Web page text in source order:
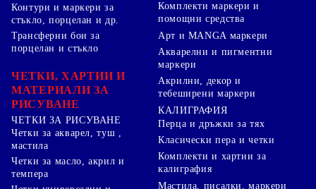
Контури и маркери за
стъкло, порцелан и др.
Трансферни бои за
порцелан и стъкло
ЧЕТКИ, ХАРТИИ И
МАТЕРИАЛИ ЗА
РИСУВАНЕ
ЧЕТКИ ЗА РИСУВАНЕ
Четки за акварел, туш ,
мастила
Четки за масло, акрил и
темпера
Комплекти маркери и
помощни средства
Арт и MANGA маркери
Акварелни и пигментни
маркери
Акрилни, декор и
тебеширени маркери
КАЛИГРАФИЯ
Перца и дръжки за тях
Класически пера и четки
Комплекти и хартии за
калиграфия
Мастила, писалки, маркери